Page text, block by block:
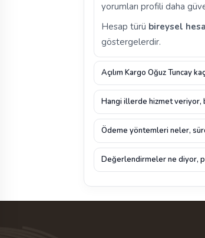
yorumları profili daha
Hesap türü bireysel
göstergelerdir.
Açılım Kargo Oğuz Tuncay
Hangi illerde hizmet veriyor,
Ödeme yöntemleri neler,
Değerlendirmeler ne diyor,